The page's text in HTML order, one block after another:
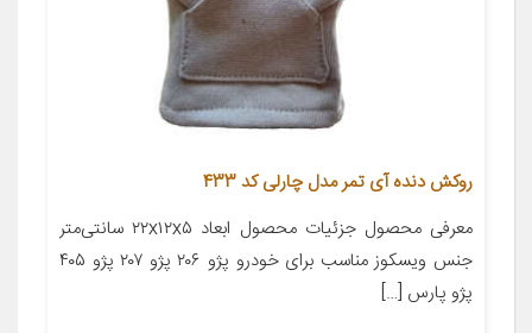
روکش دنده آی تمر مدل چارلی کد 433
معرفی محصول جزئیات محصول ابعاد ۲۲x۱۲x۵ سانتی‌متر
جنس ویسکوز مناسب برای خودرو پژو ۲۰۶ پژو ۲۰۷ پژو ۴۰۵
پژو پارس […]